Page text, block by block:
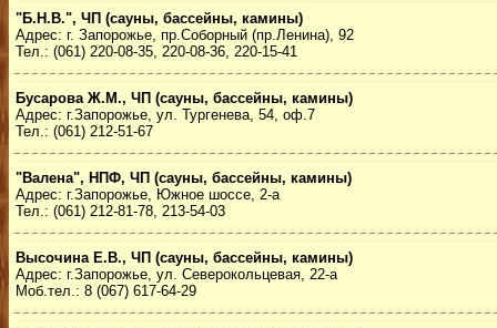
"Б.Н.В.", ЧП (сауны, бассейны, камины)
Адрес: г. Запорожье, пр.Соборный (пр.Ленина), 92
Тел.: (061) 220-08-35, 220-08-36, 220-15-41
Бусарова Ж.М., ЧП (сауны, бассейны, камины)
Адрес: г.Запорожье, ул. Тургенева, 54, оф.7
Тел.: (061) 212-51-67
"Валена", НПФ, ЧП (сауны, бассейны, камины)
Адрес: г.Запорожье, Южное шоссе, 2-а
Тел.: (061) 212-81-78, 213-54-03
Высочина Е.В., ЧП (сауны, бассейны, камины)
Адрес: г.Запорожье, ул. Северокольцевая, 22-а
Моб.тел.: 8 (067) 617-64-29